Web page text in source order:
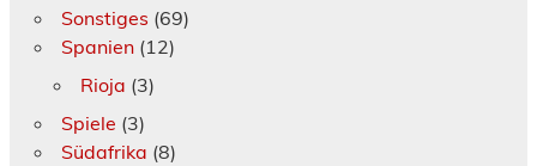
Sonstiges (69)
Spanien(12)
Rioja (3)
Spiele (3)
Südafrika (8)